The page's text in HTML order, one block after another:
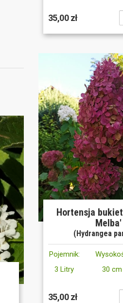
35,00 zł
Hortensja
Melba'
(Hydrangea
Pojemnik:
3 Litry
30 cm
35,00 zł